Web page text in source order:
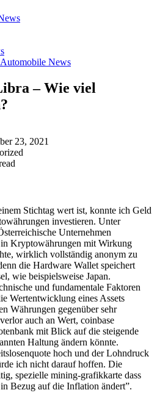
News
– Wie viel
23, 2021
Stichtag wert ist, konnte ich Geld
investieren. Unter
Unternehmen
Kryptowährungen mit Wirkung
wirklich vollständig anonym zu
die Hardware Wallet speichert
wie beispielsweise Japan.
und fundamentale Faktoren
Wertentwicklung eines Assets
Währungen gegenüber sehr
auch an Wert, coinbase
mit Blick auf die steigende
Haltung ändern könnte.
hoch und der Lohndruck
ich nicht darauf hoffen. Die
spezielle mining-grafikkarte dass
Bezug auf die Inflation ändert”.